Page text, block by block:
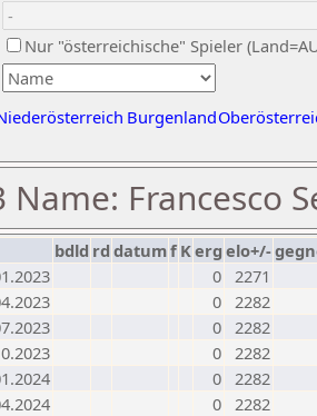
Nur "österreichische" Spieler
Burgenland
Name: Francesco
bdld rd datumf Kerg elo+/-
0 2271
0 2282
0 2282
0 2282
0 2282
0 2282